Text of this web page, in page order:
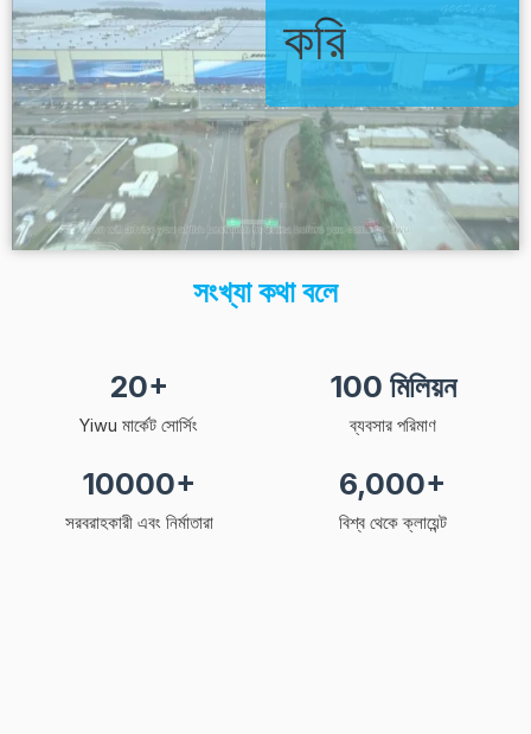
করি
সংখ্যা কথা বলে
20+
Yiwu মার্কেট সোর্সিং
100 মিলিয়ন
ব্যবসার পরিমাণ
10000+
সরবরাহকারী এবং নির্মাতারা
6,000+
বিশ্ব থেকে ক্লায়েন্ট